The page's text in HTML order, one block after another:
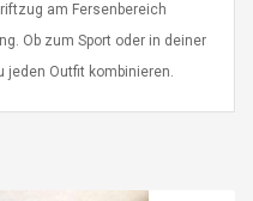
24 Key Ir Control
Wirelessrectifier
Box Dc12v 2a
De Fuente De
Para 2835
Guitar Capo Glider
am Fersenbereich
Ob zum Sport oder in deiner
jeden Outfit kombinieren.